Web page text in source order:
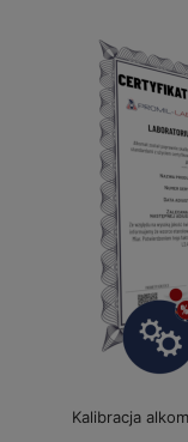
Kalibracja